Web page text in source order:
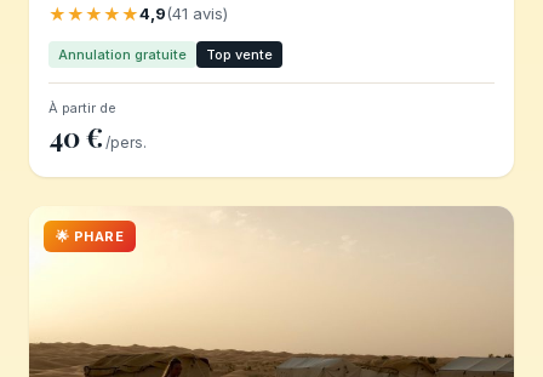
★★★★★4,9(41 avis)
Annulation gratuite Top vente
À partir de
40 € /pers.
🌟 PHARE